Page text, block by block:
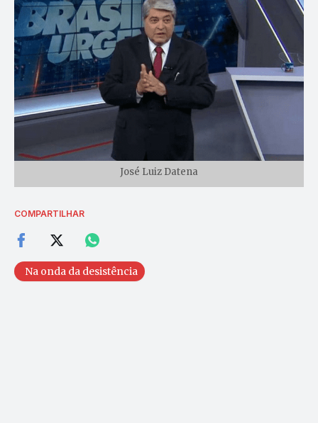
José Luiz Datena
COMPARTILHAR
Na onda da desistência